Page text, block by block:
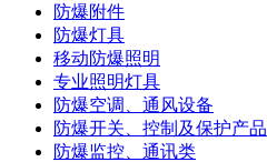
防爆附件
防爆灯具
移动防爆照明
专业照明灯具
防爆空调、通风设备
防爆开关、控制及保护产品
防爆监控、通讯类